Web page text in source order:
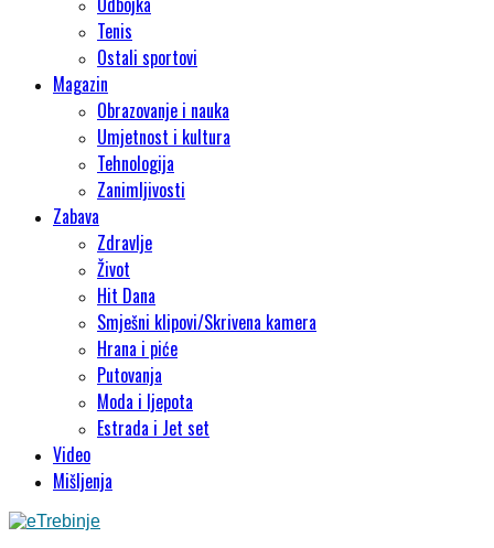
Tenis
Ostali sportovi
Magazin
Obrazovanje i nauka
Umjetnost i kultura
Tehnologija
Zanimljivosti
Zabava
Zdravlje
Život
Hit Dana
Smješni klipovi/Skrivena kamera
Hrana i piće
Putovanja
Moda i ljepota
Estrada i Jet set
Video
Mišljenja